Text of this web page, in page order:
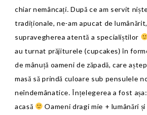
chiar nemâncați. După ce am servit
tradiționale, ne-am apucat de
supravegherea atentă a specialiștilor
au turnat prăjiturele (cupcakes) în
de mânuță oameni de zăpadă, care
masă să prindă culoare sub pensulele
neîndemânatice. Înțelegerea a fost așa:
acasă
Oameni dragi mie + lumânări